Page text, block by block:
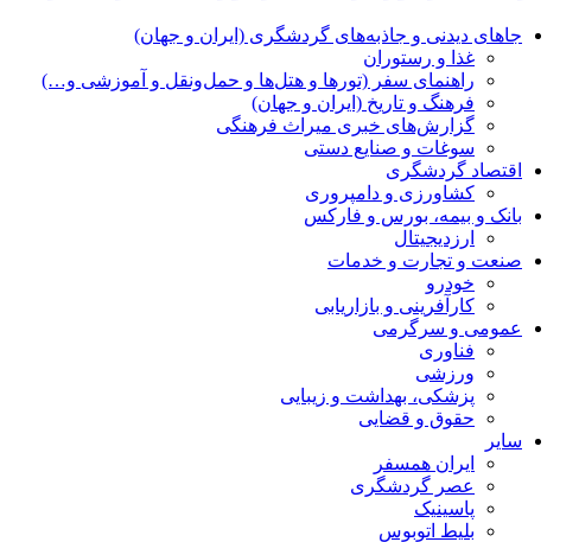
جاهای دیدنی و جاذبه‌های گردشگری (ایران و جهان)
غذا و رستوران
راهنمای سفر (تورها و هتل‌ها و حمل‌و‌نقل و آموزشی و…)
فرهنگ و تاریخ (ایران و جهان)
گزارش‌های خبری میراث فرهنگی
سوغات و صنایع دستی
اقتصاد گردشگری
کشاورزی و دامپروری
بانک و بیمه، بورس و فارکس
ارزدیجیتال
صنعت و تجارت و خدمات
خودرو
کارآفرینی و بازاریابی
عمومی و سرگرمی
فناوری
ورزشی
پزشکی، بهداشت و زیبایی
حقوق و قضایی
سایر
ایران همسفر
عصر گردشگری
پاسینیک
بلیط اتوبوس